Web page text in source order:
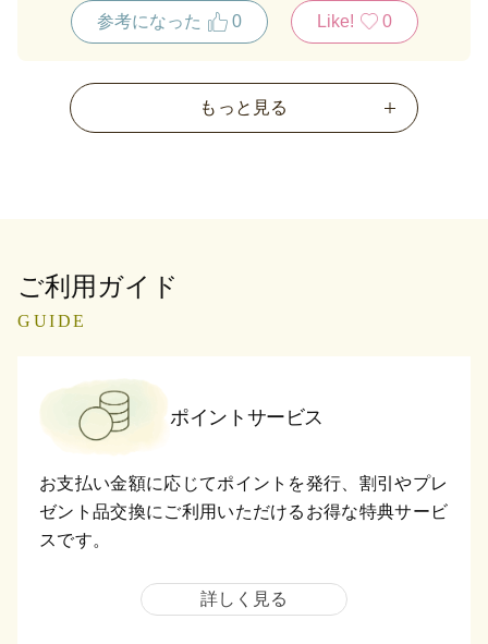
続けようと３個入りを購入しました。
参考になった
0 Like! 0
もっと見る
ご利用ガイド
GUIDE
ポイントサービス
お支払い金額に応じてポイントを発行、割引やプレ
ゼント品交換にご利用いただけるお得な特典サービ
スです。
詳しく見る